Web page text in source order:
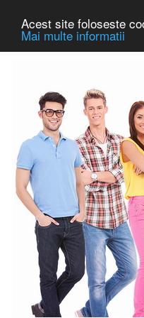
Acest site foloseste
Mai multe informatii